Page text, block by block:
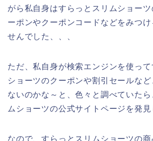
がら私自身はすらっとスリムショーツ
ーポンやクーポンコードなどをみつけ
せんでした、、、
ただ、私自身が検索エンジンを使って
ショーツのクーポンや割引セールな
ないのかな～と、色々と調べていたら
ムショーツの公式サイトページを発見
なので、すらっとスリムショーツの商